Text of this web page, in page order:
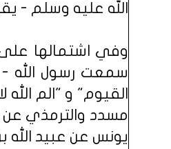
الله عليه وسلم -
وفي اشتمالها على
سمعت رسول الله -
القيوم" و "الم
مسدد والترمذي
يونس عن عبيد الله